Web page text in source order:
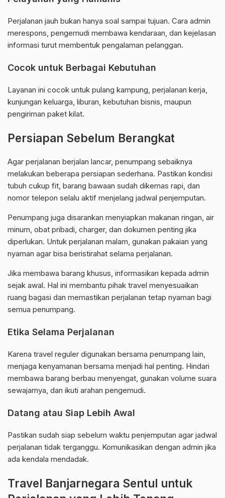
Perjalanan jauh bukan hanya soal sampai tujuan. Cara admin
merespons, pengemudi membawa kendaraan, dan kejelasan
informasi turut membentuk pengalaman pelanggan.
Cocok untuk Berbagai Kebutuhan
Layanan ini cocok untuk pulang kampung, perjalanan kerja,
kunjungan keluarga, liburan, kebutuhan bisnis, maupun
pengiriman paket kilat.
Persiapan Sebelum Berangkat
Agar perjalanan berjalan lancar, penumpang sebaiknya
melakukan beberapa persiapan sederhana. Pastikan kondisi
tubuh cukup fit, barang bawaan sudah dikemas rapi, dan
nomor telepon selalu aktif menjelang jadwal penjemputan.
Penumpang juga disarankan menyiapkan makanan ringan, air
minum, obat pribadi, charger, dan dokumen penting jika
diperlukan. Untuk perjalanan malam, gunakan pakaian yang
nyaman agar bisa beristirahat selama perjalanan.
Jika membawa barang khusus, informasikan kepada admin
sejak awal. Hal ini membantu pihak travel menyesuaikan
ruang bagasi dan memastikan perjalanan tetap nyaman bagi
semua penumpang.
Etika Selama Perjalanan
Karena travel reguler digunakan bersama penumpang lain,
menjaga kenyamanan bersama menjadi hal penting. Hindari
membawa barang berbau menyengat, gunakan volume suara
sewajarnya, dan ikuti arahan pengemudi.
Datang atau Siap Lebih Awal
Pastikan sudah siap sebelum waktu penjemputan agar jadwal
perjalanan tidak terganggu. Komunikasikan dengan admin jika
ada kendala mendadak.
Travel Banjarnegara Sentul untuk